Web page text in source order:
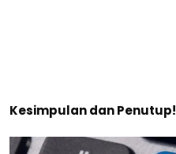
Kesimpulan dan Penutup!